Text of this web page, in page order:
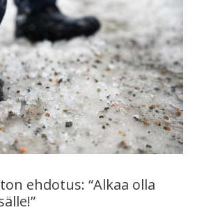
ehdotus: “Alkaa olla